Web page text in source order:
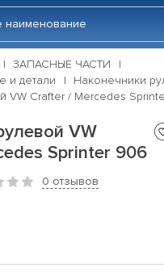
ЗАПАСНЫЕ ЧАСТИ
и детали
Наконечники
VW Crafter / Mercedes
VW
Sprinter 906
0 отзывов